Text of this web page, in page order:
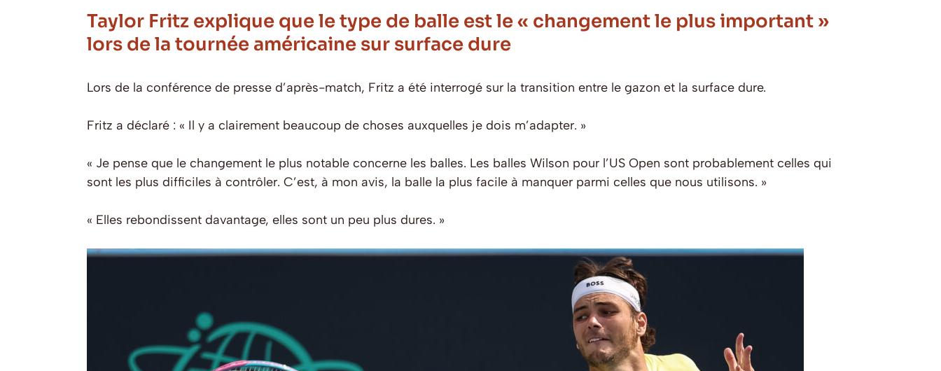
Taylor Fritz explique que le type de balle est le « changement le plus important »
lors de la tournée américaine sur surface dure
Lors de la conférence de presse d’après-match, Fritz a été interrogé sur la transition entre le gazon et la surface dure.
Fritz a déclaré : « Il y a clairement beaucoup de choses auxquelles je dois m’adapter. »
« Je pense que le changement le plus notable concerne les balles. Les balles Wilson pour l’US Open sont probablement celles qui
sont les plus difficiles à contrôler. C’est, à mon avis, la balle la plus facile à manquer parmi celles que nous utilisons. »
« Elles rebondissent davantage, elles sont un peu plus dures. »